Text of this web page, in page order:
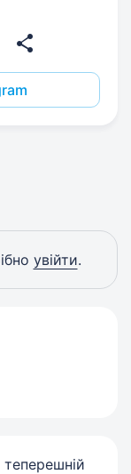
увійти.